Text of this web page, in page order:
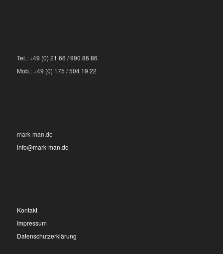
Tel.: +49 (0) 21 66 / 990 86 86
Mob.: +49 (0) 175 / 504 19 22
mark-man.de
info@mark-man.de
Kontakt
Impressum
Datenschutzerklärung